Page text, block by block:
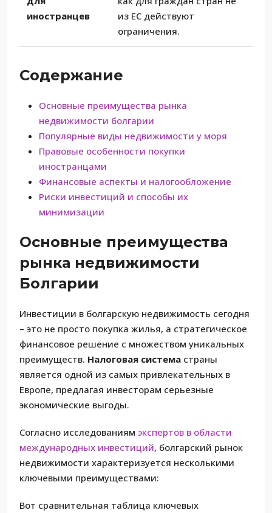
иностранцев
из ЕС действуют
ограничения.
Содержание
Основные преимущества рынка
недвижимости болгарии
Популярные виды недвижимости у моря
Правовые особенности покупки
иностранцами
Финансовые аспекты и налогообложение
Риски инвестиций и способы их
минимизации
Основные преимущества
рынка недвижимости
Болгарии
Инвестиции в болгарскую недвижимость сегодня
– это не просто покупка жилья, а стратегическое
финансовое решение с множеством уникальных
преимуществ. Налоговая система страны
является одной из самых привлекательных в
Европе, предлагая инвесторам серьезные
экономические выгоды.
Согласно исследованиям экспертов в области
международных инвестиций, болгарский рынок
недвижимости характеризуется несколькими
ключевыми преимуществами:
Вот сравнительная таблица ключевых